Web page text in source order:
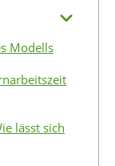
Modells
lässt sich